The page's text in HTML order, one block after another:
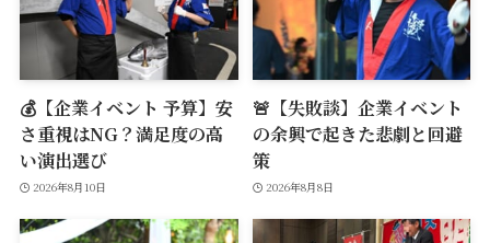
💰【企業イベント 予算】安
さ重視はNG？満足度の高
い演出選び
2026年8月10日
🚨【失敗談】企業イベント
の余興で起きた悲劇と回避
策
2026年8月8日